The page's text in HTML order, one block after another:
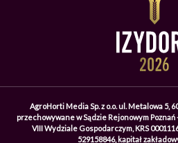
AgroHorti Media Sp. z o.o. ul. Metalowa 5,
przechowywane w Sądzie Rejonowym
VIII Wydziale Gospodarczym, KRS
529158846, kapitał